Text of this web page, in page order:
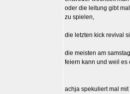
oder die leitung gibt
zu spielen,
die letzten kick revival
die meisten am
feiern kann und weil es
achja spekuliert mal